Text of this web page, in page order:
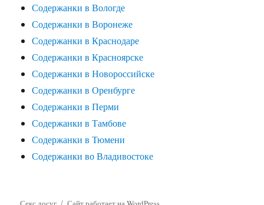
Содержанки в Вологде
Содержанки в Воронеже
Содержанки в Краснодаре
Содержанки в Красноярске
Содержанки в Новороссийске
Содержанки в Оренбурге
Содержанки в Перми
Содержанки в Тамбове
Содержанки в Тюмени
Содержанки во Владивостоке